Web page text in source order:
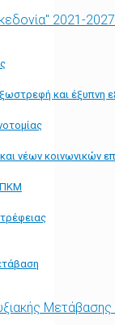
2021-2027
και έξυπνη
νέων κοινωνικών
ΠΚΜ